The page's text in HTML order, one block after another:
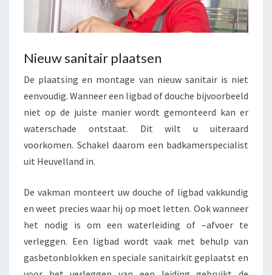
Nieuw sanitair plaatsen
De plaatsing en montage van nieuw sanitair is niet
eenvoudig. Wanneer een ligbad of douche bijvoorbeeld
niet op de juiste manier wordt gemonteerd kan er
waterschade ontstaat. Dit wilt u uiteraard
voorkomen. Schakel daarom een badkamerspecialist
uit Heuvelland in.
De vakman monteert uw douche of ligbad vakkundig
en weet precies waar hij op moet letten. Ook wanneer
het nodig is om een waterleiding of –afvoer te
verleggen. Een ligbad wordt vaak met behulp van
gasbetonblokken en speciale sanitairkit geplaatst en